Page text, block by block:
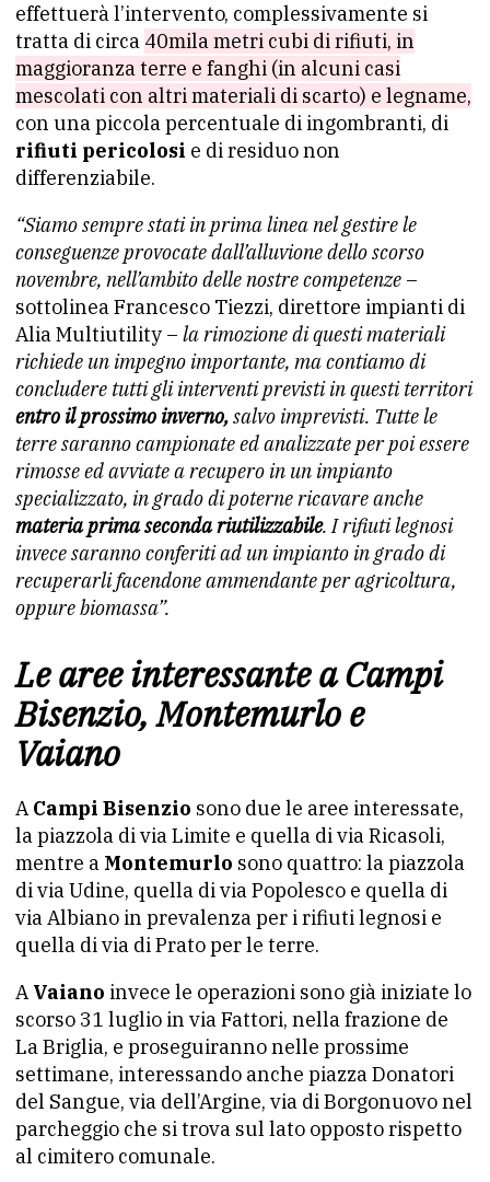
effettuerà l’intervento, complessivamente si
tratta di circa 40mila metri cubi di rifiuti, in
maggioranza terre e fanghi (in alcuni casi
mescolati con altri materiali di scarto) e legname,
con una piccola percentuale di ingombranti, di
rifiuti pericolosi e di residuo non
differenziabile.
“Siamo sempre stati in prima linea nel gestire le
conseguenze provocate dall’alluvione dello scorso
novembre, nell’ambito delle nostre competenze –
sottolinea Francesco Tiezzi, direttore impianti di
Alia Multiutility – la rimozione di questi materiali
richiede un impegno importante, ma contiamo di
concludere tutti gli interventi previsti in questi territori
entro il prossimo inverno,salvo imprevisti. Tutte le
terre saranno campionate ed analizzate per poi essere
rimosse ed avviate a recupero in un impianto
specializzato, in grado di poterne ricavare anche
materia prima seconda riutilizzabile. I rifiuti legnosi
invece saranno conferiti ad un impianto in grado di
recuperarli facendone ammendante per agricoltura,
oppure biomassa”.
Le aree interessante a Campi
Bisenzio, Montemurlo e
Vaiano
A Campi Bisenzio sono due le aree interessate,
la piazzola di via Limite e quella di via Ricasoli,
mentre a Montemurlo sono quattro: la piazzola
di via Udine, quella di via Popolesco e quella di
via Albiano in prevalenza per i rifiuti legnosi e
quella di via di Prato per le terre.
A Vaiano invece le operazioni sono già iniziate lo
scorso 31 luglio in via Fattori, nella frazione de
La Briglia, e proseguiranno nelle prossime
settimane, interessando anche piazza Donatori
del Sangue, via dell’Argine, via di Borgonuovo nel
parcheggio che si trova sul lato opposto rispetto
al cimitero comunale.